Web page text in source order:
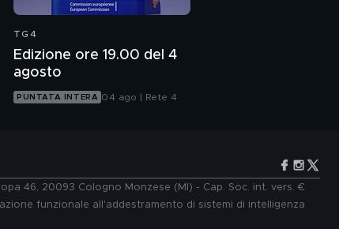
TG4
Edizione ore 19.00 del 4
agosto
PUNTATA INTERA 04 ago | Rete 4
46, 20093 Cologno Monzese (MI) - Cap. Soc. int. vers. €
funzionale all'addestramento di sistemi di intelligenza